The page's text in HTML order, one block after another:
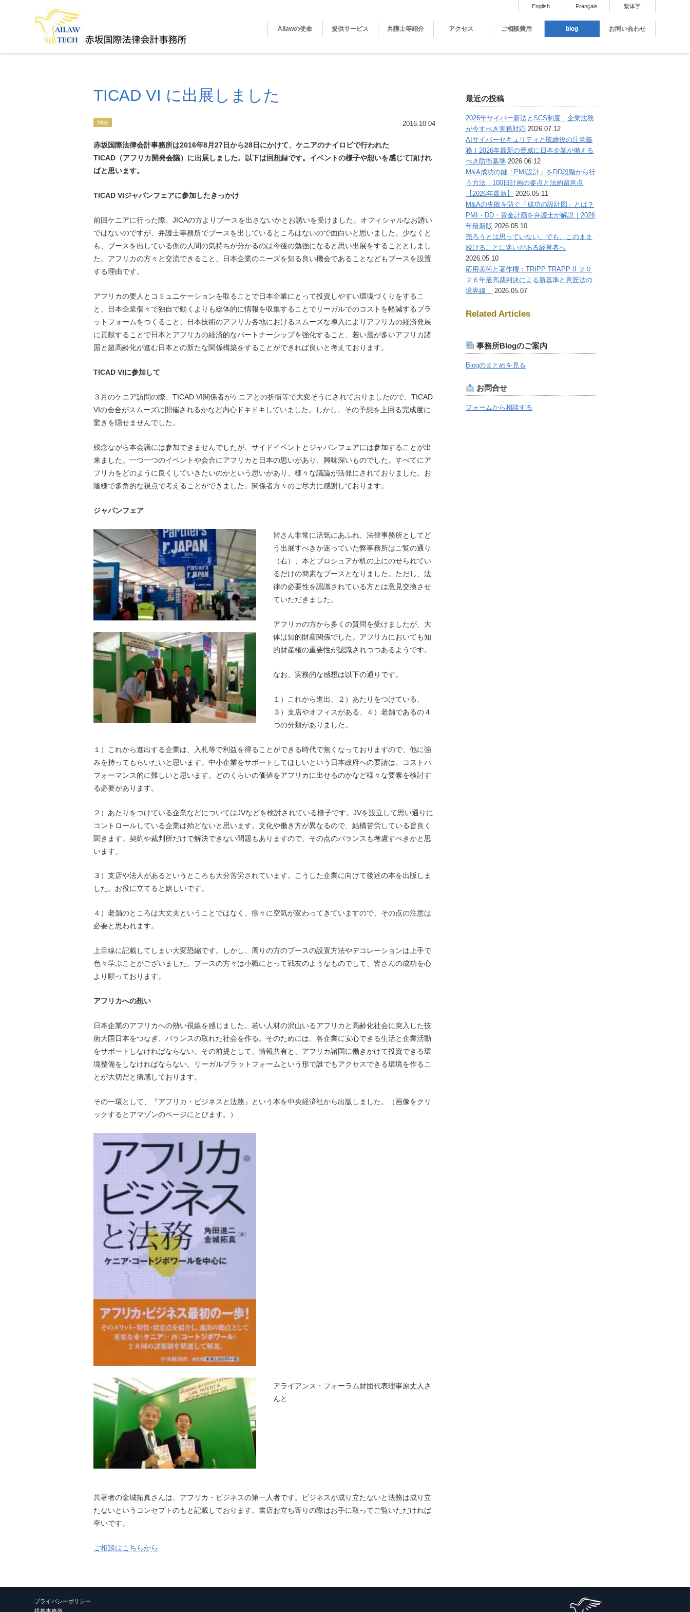
English Français 繫体字
Ailawの使命 提供サービス 弁護士等紹介 アクセス ご相談費用 blog お問い合わせ
TICAD VI に出展しました
2016.10.04
blog
赤坂国際法律会計事務所は2016年8月27日から28日にかけて、ケニアのナイロビで行われた
TICAD（アフリカ開発会議）に出展しました。以下は回想録です。イベントの様子や想いを感じて頂けれ
ばと思います。
TICAD VIジャパンフェアに参加したきっかけ
前回ケニアに行った際、 JICAの方よりブースを出さないかとお誘いを受けました。オフィシャルなお誘い
ではないのですが、弁護士事務所でブースを出しているところはないので面白いと思いました。少なくと
も、ブースを出している側の人間の気持ちが分かるのは今後の勉強になると思い出展をすることとしまし
た。アフリカの方々と交流できること、日本企業のニーズを知る良い機会であることなどもブースを設置
する理由です。
アフリカの要人とコミュニケーションを取ることで日本企業にとって投資しやすい環境づくりをするこ
と、日本企業個々で独自で動くよりも総体的に情報を収集することでリーガルでのコストを軽減するプラ
ットフォームをつくること、日本技術のアフリカ各地におけるスムーズな導入によりアフリカの経済発展
に貢献することで日本とアフリカの経済的なパートナーシップを強化すること、若い層が多いアフリカ諸
国と超高齢化が進む日本との新たな関係構築をすることができれば良いと考えております。
TICAD VIに参加して
３月のケニア訪問の際、 TICAD VI関係者がケニアとの折衝等で大変そうにされておりましたので、 TICAD
VIの会合がスムーズに開催されるかなど内心ドキドキしていました。しかし、その予想を上回る完成度に
驚きを隠せませんでした。
残念ながら本会議には参加できませんでしたが、サイドイベントとジャパンフェアには参加することが出
来ました。一つ一つのイベントや会合にアフリカと日本の思いがあり、興味深いものでした。すべてにア
フリカをどのように良くしていきたいのかという思いがあり、様々な議論が活発にされておりました。お
陰様で多角的な視点で考えることができました。関係者方々のご尽力に感謝しております。
ジャパンフェア
皆さん非常に活気にあふれ、法律事務所としてど
う出展すべきか迷っていた弊事務所はご覧の通り
（右）、本とブロシュアが机の上にのせられてい
るだけの簡素なブースとなりました。ただし、法
律の必要性を認識されている方とは意見交換させ
ていただきました。
アフリカの方から多くの質問を受けましたが、大
体は知的財産関係でした。アフリカにおいても知
的財産権の重要性が認識されつつあるようです。
なお、実務的な感想は以下の通りです。
１）これから進出、２）あたりをつけている、
３）支店やオフィスがある、４）老舗であるの４
つの分類がありました。
１）これから進出する企業は、入札等で利益を得ることができる時代で無くなっておりますので、他に強
みを持ってもらいたいと思います。中小企業をサポートしてほしいという日本政府への要請は、コストパ
フォーマンス的に難しいと思います。どのくらいの価値をアフリカに出せるのかなど様々な要素を検討す
る必要があります。
２）あたりをつけている企業などについてはJVなどを検討されている様子です。 JVを設立して思い通りに
コントロールしている企業は殆どないと思います。文化や働き方が異なるので、結構苦労している旨良く
聞きます。契約や裁判所だけで解決できない問題もありますので、その点のバランスも考慮すべきかと思
います。
３）支店や法人があるというところも大分苦労されています。こうした企業に向けて後述の本を出版しま
した。お役に立てると嬉しいです。
４）老舗のところは大丈夫ということではなく、徐々に空気が変わってきていますので、その点の注意は
必要と思われます。
上目線に記載してしまい大変恐縮です。しかし、周りの方のブースの設置方法やデコレーションは上手で
色々学ぶことがございました。ブースの方々は小職にとって戦友のようなものでして、皆さんの成功を心
より願っております。
アフリカへの想い
日本企業のアフリカへの熱い視線を感じました。若い人材の沢山いるアフリカと高齢化社会に突入した技
術大国日本をつなぎ、バランスの取れた社会を作る。そのためには、各企業に安心できる生活と企業活動
をサポートしなければならない。その前提として、情報共有と、アフリカ諸国に働きかけて投資できる環
境整備をしなければならない。リーガルプラットフォームという形で誰でもアクセスできる環境を作るこ
とが大切だと痛感しております。
その一環として、『アフリカ・ビジネスと法務』という本を中央経済社から出版しました。（画像をクリ
ックするとアマゾンのページにとびます。）
アライアンス・フォーラム財団代表理事原丈人さ
んと
共著者の金城拓真さんは、アフリカ・ビジネスの第一人者です。ビジネスが成り立たないと法務は成り立
たないというコンセプトのもと記載しております。書店お立ち寄りの際はお手に取ってご覧いただければ
幸いです。
ご相談はこちらから
最近の投稿
2026年サイバー新法とSCS制度｜企業法務
が今すべき実務対応 2026.07.12
AIサイバーセキュリティと取締役の注意義
務｜2026年最新の脅威に日本企業が備える
べき防衛基準 2026.06.12
M&A成功の鍵「PMI設計」をDD段階から行
う方法｜100日計画の要点と法的留意点
【2026年最新】
2026.05.11
M&Aの失敗を防ぐ「成功の設計図」とは？
PMI・DD・資金計画を弁護士が解説｜2026
年最新版 2026.05.10
売ろうとは思っていない。でも、このまま
続けることに迷いがある経営者へ
2026.05.10
応用美術と著作権：TRIPP TRAPP II ２０
２６年最高裁判決による新基準と意匠法の
境界線
2026.05.07
Related Articles
事務所Blogのご案内
Blogのまとめを見る
お問合せ
フォームから相談する
プライバシーポリシー